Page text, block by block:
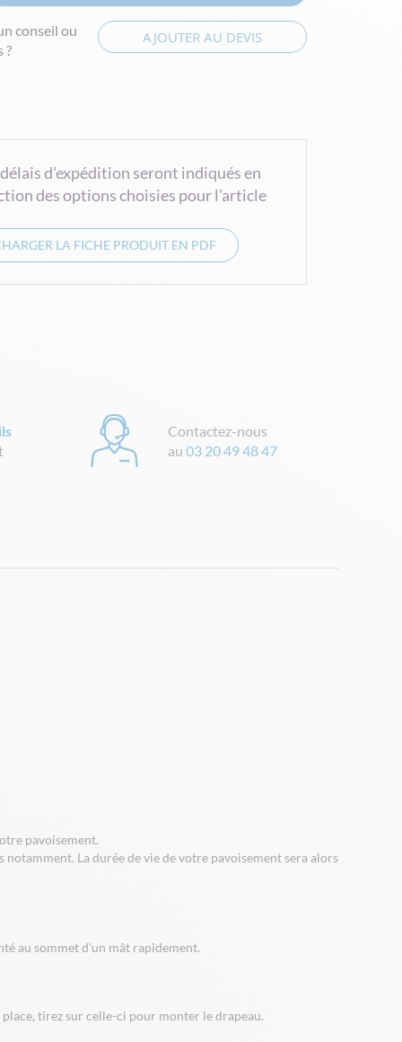
conseil ou
?
AJOUTER AU DEVIS
délais d'expédition seront indiqués en
des options choisies pour l'article
LA FICHE PRODUIT EN PDF
Contactez-nous
au 03 20 49 48 47
pavoisement.
La durée de vie de votre pavoisement sera alors
au sommet d'un mât rapidement.
tirez sur celle-ci pour monter le drapeau.